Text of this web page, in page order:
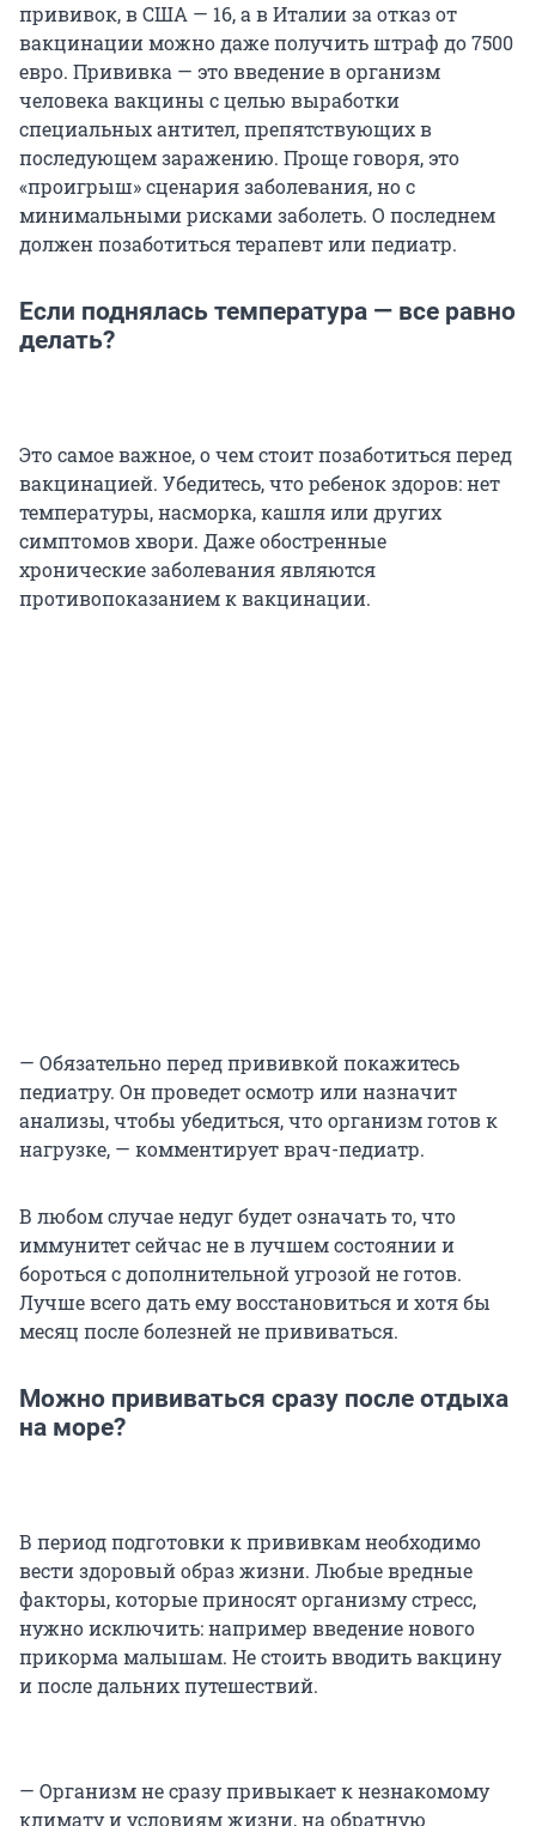
прививок, в США — 16, а в Италии за отказ от
вакцинации можно даже получить штраф до 7500
евро. Прививка — это введение в организм
человека вакцины с целью выработки
специальных антител, препятствующих в
последующем заражению. Проще говоря, это
«проигрыш» сценария заболевания, но с
минимальными рисками заболеть. О последнем
должен позаботиться терапевт или педиатр.
Если поднялась температура — все равно
делать?
Это самое важное, о чем стоит позаботиться перед
вакцинацией. Убедитесь, что ребенок здоров: нет
температуры, насморка, кашля или других
симптомов хвори. Даже обостренные
хронические заболевания являются
противопоказанием к вакцинации.
— Обязательно перед прививкой покажитесь
педиатру. Он проведет осмотр или назначит
анализы, чтобы убедиться, что организм готов к
нагрузке, — комментирует врач-педиатр.
В любом случае недуг будет означать то, что
иммунитет сейчас не в лучшем состоянии и
бороться с дополнительной угрозой не готов.
Лучше всего дать ему восстановиться и хотя бы
месяц после болезней не прививаться.
Можно прививаться сразу после отдыха
на море?
В период подготовки к прививкам необходимо
вести здоровый образ жизни. Любые вредные
факторы, которые приносят организму стресс,
нужно исключить: например введение нового
прикорма малышам. Не стоить вводить вакцину
и после дальних путешествий.
— Организм не сразу привыкает к незнакомому
климату и условиям жизни, на обратную